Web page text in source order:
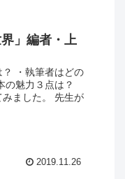
」編者・上
・執筆者はどの
の魅力３点は？
みました。 先生が
2019.11.26